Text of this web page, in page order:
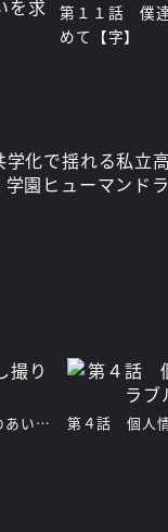
第１１話 僕
めて【字】
化で揺れる私
園ヒューマンドラ
第３話 盗撮と隠し撮りのあいだ【字】